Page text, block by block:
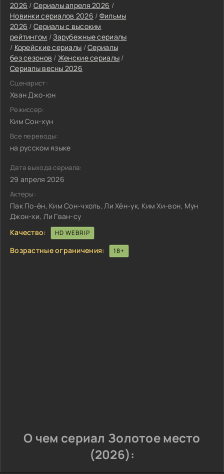
2026 / Сериалы апреля 2026 /
Новинки сериалов 2026 / Фильмы
2026 / Сериалы с высоким
рейтингом /Зарубежные сериалы
/ Корейские сериалы /Сериалы
без сезонов / Женские сериалы /
Сериалы весны 2026
Сценарист:
Хван Джо-юн
Режиссер:
Ким Сон-хун
Все переводы:
на русском языке
Дата выхода сериала:
29 апреля 2026
Актеры:
Пак По-ён, Ким Сон-чхоль, Ли Хён-ук, Ким Хи-вон, Мун
Джон-хи, Ли Гван-су
Качество:
HD WEBRIP
Возрастные ограничения: 18+
О чем сериал Золотое место
(2026):